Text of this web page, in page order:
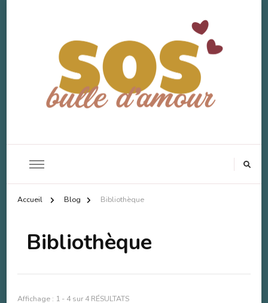
SOS Bulle d'Amour
Accueil Blog Bibliothèque
Bibliothèque
Affichage : 1 - 4 sur 4 RÉSULTATS